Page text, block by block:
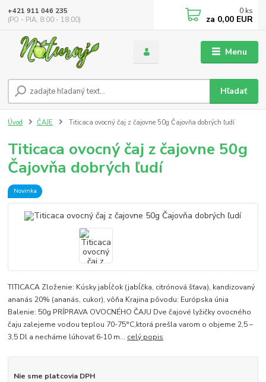
Menu
Hľadať
+421 911 046 235
(PO - PIA, 8:00 - 18:00)
0 ks
za 0,00 EUR
Úvod ČAJE Titicaca ovocný čaj z čajovne 50g Čajovňa dobrých ľudí
Titicaca ovocný čaj z čajovne 50g
Čajovňa dobrých ľudí
Novinka
TITICACA Zloženie: Kúsky jabĺčok (jabĺčka, citrónová šťava), kandizovaný
ananás 20% (ananás, cukor), vôňa Krajina pôvodu: Európska únia
Balenie: 50g PRÍPRAVA OVOCNÉHO ČAJU Dve čajové lyžičky ovocného
čaju zalejeme vodou teplou 70-75°C,ktorá prešla varom o objeme 2,5 –
3,5 Dl a necháme lúhovať 6-10 m... celý popis
Nie sme platcovia DPH